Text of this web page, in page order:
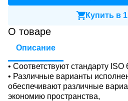
Купить в
О товаре
Описание
• Соответствуют стандарту ISO
• Различные варианты
обеспечивают различные
экономию пространства,